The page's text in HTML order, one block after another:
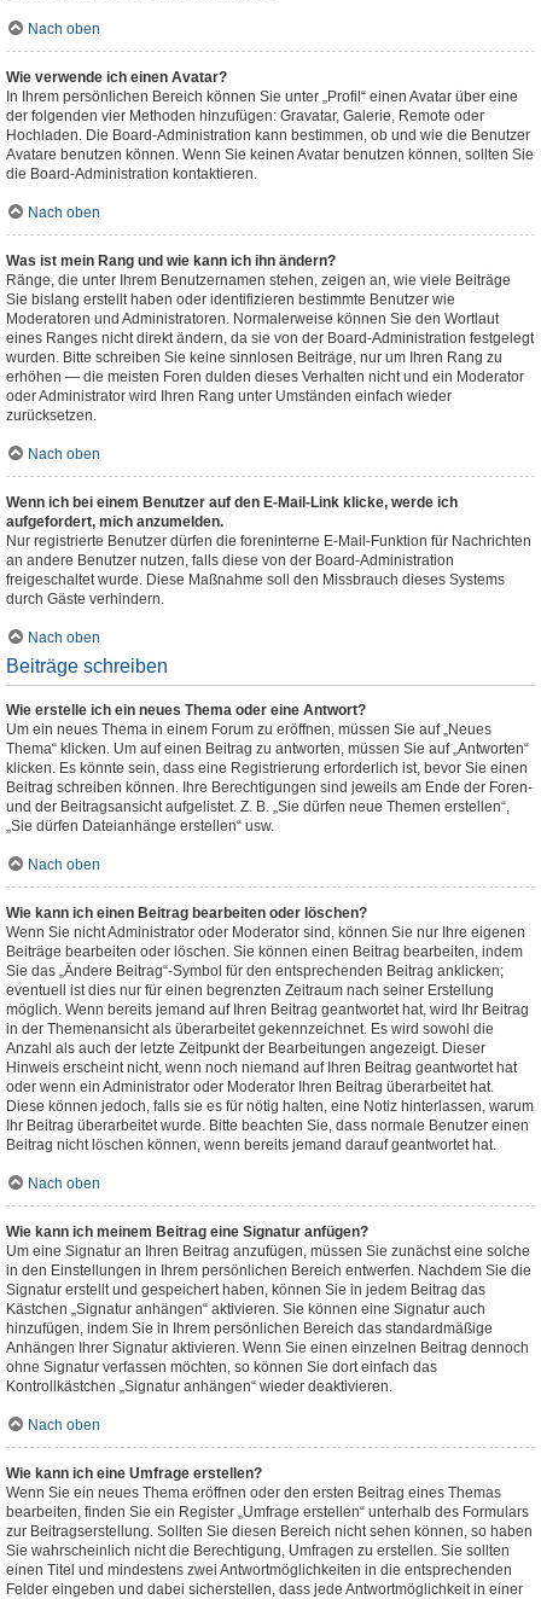
Nach oben
Wie verwende ich einen Avatar?
In Ihrem persönlichen Bereich können Sie unter „Profil“ einen Avatar über eine
der folgenden vier Methoden hinzufügen: Gravatar, Galerie, Remote oder
Hochladen. Die Board-Administration kann bestimmen, ob und wie die Benutzer
Avatare benutzen können. Wenn Sie keinen Avatar benutzen können, sollten Sie
die Board-Administration kontaktieren.
Nach oben
Was ist mein Rang und wie kann ich ihn ändern?
Ränge, die unter Ihrem Benutzernamen stehen, zeigen an, wie viele Beiträge
Sie bislang erstellt haben oder identifizieren bestimmte Benutzer wie
Moderatoren und Administratoren. Normalerweise können Sie den Wortlaut
eines Ranges nicht direkt ändern, da sie von der Board-Administration festgelegt
wurden. Bitte schreiben Sie keine sinnlosen Beiträge, nur um Ihren Rang zu
erhöhen — die meisten Foren dulden dieses Verhalten nicht und ein Moderator
oder Administrator wird Ihren Rang unter Umständen einfach wieder
zurücksetzen.
Nach oben
Wenn ich bei einem Benutzer auf den E-Mail-Link klicke, werde ich
aufgefordert, mich anzumelden.
Nur registrierte Benutzer dürfen die foreninterne E-Mail-Funktion für Nachrichten
an andere Benutzer nutzen, falls diese von der Board-Administration
freigeschaltet wurde. Diese Maßnahme soll den Missbrauch dieses Systems
durch Gäste verhindern.
Nach oben
Beiträge schreiben
Wie erstelle ich ein neues Thema oder eine Antwort?
Um ein neues Thema in einem Forum zu eröffnen, müssen Sie auf „Neues
Thema“ klicken. Um auf einen Beitrag zu antworten, müssen Sie auf „Antworten“
klicken. Es könnte sein, dass eine Registrierung erforderlich ist, bevor Sie einen
Beitrag schreiben können. Ihre Berechtigungen sind jeweils am Ende der Foren-
und der Beitragsansicht aufgelistet. Z. B. „Sie dürfen neue Themen erstellen“,
„Sie dürfen Dateianhänge erstellen“ usw.
Nach oben
Wie kann ich einen Beitrag bearbeiten oder löschen?
Wenn Sie nicht Administrator oder Moderator sind, können Sie nur Ihre eigenen
Beiträge bearbeiten oder löschen. Sie können einen Beitrag bearbeiten, indem
Sie das „Ändere Beitrag“-Symbol für den entsprechenden Beitrag anklicken;
eventuell ist dies nur für einen begrenzten Zeitraum nach seiner Erstellung
möglich. Wenn bereits jemand auf Ihren Beitrag geantwortet hat, wird Ihr Beitrag
in der Themenansicht als überarbeitet gekennzeichnet. Es wird sowohl die
Anzahl als auch der letzte Zeitpunkt der Bearbeitungen angezeigt. Dieser
Hinweis erscheint nicht, wenn noch niemand auf Ihren Beitrag geantwortet hat
oder wenn ein Administrator oder Moderator Ihren Beitrag überarbeitet hat.
Diese können jedoch, falls sie es für nötig halten, eine Notiz hinterlassen, warum
Ihr Beitrag überarbeitet wurde. Bitte beachten Sie, dass normale Benutzer einen
Beitrag nicht löschen können, wenn bereits jemand darauf geantwortet hat.
Nach oben
Wie kann ich meinem Beitrag eine Signatur anfügen?
Um eine Signatur an Ihren Beitrag anzufügen, müssen Sie zunächst eine solche
in den Einstellungen in Ihrem persönlichen Bereich entwerfen. Nachdem Sie die
Signatur erstellt und gespeichert haben, können Sie in jedem Beitrag das
Kästchen „Signatur anhängen“ aktivieren. Sie können eine Signatur auch
hinzufügen, indem Sie in Ihrem persönlichen Bereich das standardmäßige
Anhängen Ihrer Signatur aktivieren. Wenn Sie einen einzelnen Beitrag dennoch
ohne Signatur verfassen möchten, so können Sie dort einfach das
Kontrollkästchen „Signatur anhängen“ wieder deaktivieren.
Nach oben
Wie kann ich eine Umfrage erstellen?
Wenn Sie ein neues Thema eröffnen oder den ersten Beitrag eines Themas
bearbeiten, finden Sie ein Register „Umfrage erstellen“ unterhalb des Formulars
zur Beitragserstellung. Sollten Sie diesen Bereich nicht sehen können, so haben
Sie wahrscheinlich nicht die Berechtigung, Umfragen zu erstellen. Sie sollten
einen Titel und mindestens zwei Antwortmöglichkeiten in die entsprechenden
Felder eingeben und dabei sicherstellen, dass jede Antwortmöglichkeit in einer